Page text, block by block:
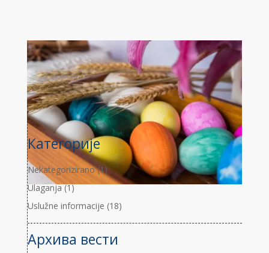
Категорије
Nekategorizirano(1)
Ulaganja(1)
Uslužne informacije (18)
Архива вести